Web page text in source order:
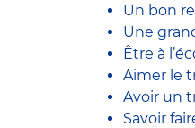
Un bon
Une
Être à
Aimer le
Avoir un
Savoir